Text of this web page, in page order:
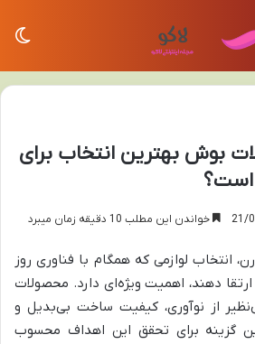
بوش بهترین انتخاب برای
است؟
خواندن این مطلب 10 دقیقه زمان میبرد
انتخاب لوازمی که همگام با فناوری روز
دهند، اهمیت ویژه‌ای دارد. محصولات
از نوآوری، کیفیت ساخت بی‌بدیل و
گزینه برای تحقق این اهداف محسوب